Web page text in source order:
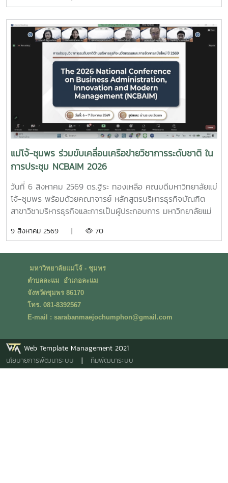
นี้ เพื่อเผยแพร่ข้อมูลเกี่ยวกับหลักสูตรที่เปิดสอนของมหาวิทยาลัย
แม่โจ้-ชุมพร แนวทางการจัดการเรียนการสอน สวัสดิการ รวม
ถึงข้อมูลการรับสมัครเข้าศึกษาต่อในระดับปริญญาตรี ประจำปี
การศึกษา 2570 เพื่อให้นักเรียนได้รับข้อมูลที่ถูกต้อง สามารถนำ
ไปวางแผนประกอบการตัดสินใจศึกษาต่อได้อย่างเหมาะสม
บรรยากาศเป็นไปอย่างอบอุ่น นักเรียนให้ความสนใจเข้าร่วมรับ
ฟังข้อมูลเป็นจำนวนมาก พร้อมทั้งสอบถามรายละเอียดเกี่ยวกับ
หลักสูตร การเรียนการสอน ทุนการศึกษา ชีวิตในรั้วมหาวิทยาลัย
การเตรียมตัวเข้าศึกษาต่อในระดับอุดมศึกษา เป็นต้น
แม่โจ้-ชุมพร ร่วมขับเคลื่อนเครือข่ายวิชาการระดับชาติ ใน
การประชุม NCBAIM 2026
วันที่ 6 สิงหาคม 2569 ดร.ฐิระ ทองเหลือ คณบดีมหาวิทยาลัยแม่
โจ้-ชุมพร พร้อมด้วยคณาจารย์ หลักสูตรบริหารธุรกิจบัณฑิต
สาขาวิชาบริหารธุรกิจและการเป็นผู้ประกอบการ มหาวิทยาลัยแม่
การประชุมวิชาการระดับชาติ ด้านบริหารธุรกิจ นวัตกรรมและการ
NCBAIM 2026)การประชุมวิชาการในครั้งนี้เปิดโอกาสให้นัก
วิชาการ นักวิจัย คณาจารย์ นิสิต นักศึกษา และบุคคลทั่วไปที่
สนใจ ร่วมเผยแพร่ผลงานทางวิชาการ แลกเปลี่ยนองค์ความรู้
และสร้างเครือข่ายความร่วมมือทางวิชาการ เพื่อพัฒนาองค์
ความรู้สู่การประยุกต์ใช้ในภาคธุรกิจและสังคม ซึ่งจัดขึ้นระหว่าง
จัดการมหาวิทยาลัยราชภัฏสวนสุนันทา
9 สิงหาคม 2569 | 70
มหาวิทยาลัยแม่โจ้ - ชุมพร
ตำบลละแม อำเภอละแม
จังหวัดชุมพร 86170
โทร. 081-8392567
E-mail : sarabanmaejochumphon@gmail.com
Web Template Management 2021
นโยบายการพัฒนาระบบ | ทีมพัฒนาระบบ